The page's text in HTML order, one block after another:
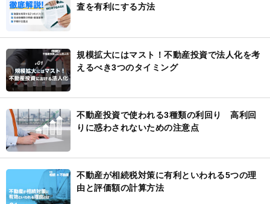
査を有利にする方法
規模拡大にはマスト！不動産投資で法人化を考
えるべき3つのタイミング
不動産投資で使われる3種類の利回り 高利回
りに惑わされないための注意点
不動産が相続税対策に有利といわれる5つの理
由と評価額の計算方法